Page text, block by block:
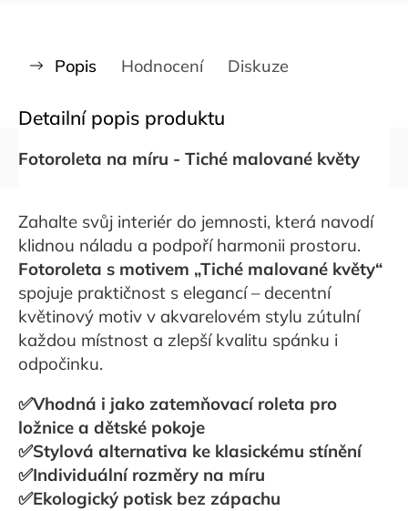
Popis Hodnocení Diskuze
Detailní popis produktu
Fotoroleta na míru - Tiché malované květy
Zahalte svůj interiér do jemnosti, která navodí
klidnou náladu a podpoří harmonii prostoru.
Fotoroleta s motivem „Tiché malované květy“
spojuje praktičnost s elegancí – decentní
květinový motiv v akvarelovém stylu zútulní
každou místnost a zlepší kvalitu spánku i
odpočinku.
✅Vhodná i jako zatemňovací roleta pro
ložnice a dětské pokoje
✅Stylová alternativa ke klasickému stínění
✅Individuální rozměry na míru
✅Ekologický potisk bez zápachu